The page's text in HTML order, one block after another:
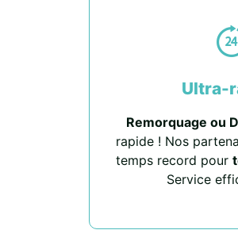
Ultra-
Remorquage ou
rapide ! Nos
temps record pour
Service